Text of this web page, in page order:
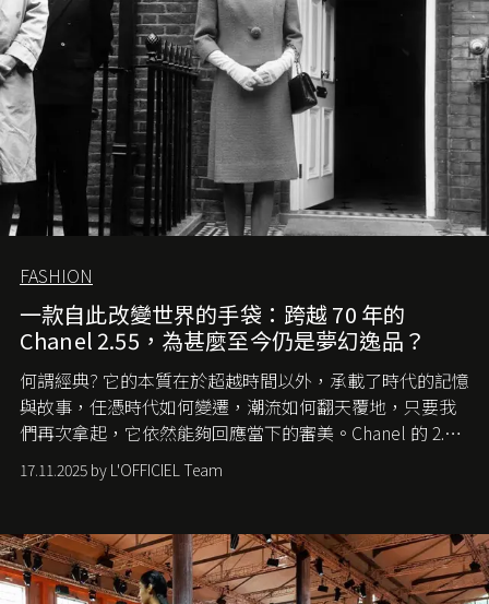
FASHION
一款自此改變世界的手袋：跨越 70 年的
Chanel 2.55，為甚麼至今仍是夢幻逸品？
何謂經典? 它的本質在於超越時間以外，承載了時代的記憶
與故事，任憑時代如何變遷，潮流如何翻天覆地，只要我
們再次拿起，它依然能夠回應當下的審美。Chanel 的 2.55
手袋更是這樣存在，自問世至今，一直有着舉足輕重的地
位。如果說每個女生的第一個夢想手袋是 Chanel，那 2.55
愛它的雋永與優雅。那麼這個手袋是怎麼誕生的呢？又為
甚麼取名叫 2.55 ？今天就由《L'Officiel HK》帶你穿越流金
歲月，回顧 2.55 的誕生故事。
17.11.2025 by L'OFFICIEL Team